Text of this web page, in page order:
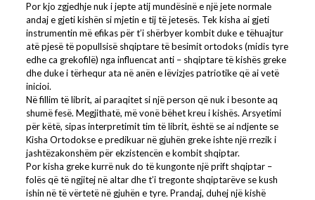
Por kjo zgjedhje nuk i jepte atij mundësinë e një jete normale
andaj e gjeti kishën si mjetin e tij të jetesës. Tek kisha ai gjeti
instrumentin më efikas për t’i shërbyer kombit duke e tëhuajtur
atë pjesë të popullsisë shqiptare të besimit ortodoks (midis tyre
edhe ca grekofilë) nga influencat anti – shqiptare të kishës greke
dhe duke i tërhequr ata në anën e lëvizjes patriotike që ai vetë
inicioi.
Në fillim të librit, ai paraqitet si një person që nuk i besonte aq
shumë fesë. Megjithatë, më vonë bëhet kreu i kishës. Arsyetimi
për këtë, sipas interpretimit tim të librit, është se ai ndjente se
Kisha Ortodokse e predikuar në gjuhën greke ishte një rrezik i
jashtëzakonshëm për ekzistencën e kombit shqiptar.
Por kisha greke kurrë nuk do të kungonte një prift shqiptar –
folës që të ngjitej në altar dhe t’i tregonte shqiptarëve se kush
ishin në të vërtetë në gjuhën e tyre. Prandaj, duhej një kishë